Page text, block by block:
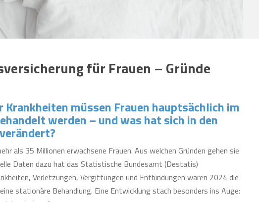
für Frauen – Gründe
Krankheiten müssen Frauen hauptsächlich im
werden – und was hat sich in den
als 35 Millionen erwachsene Frauen. Aus welchen Gründen gehen sie
Daten dazu hat das Statistische Bundesamt (Destatis)
Verletzungen, Vergiftungen und Entbindungen waren 2024 die
stationäre Behandlung. Eine Entwicklung stach besonders ins Auge: